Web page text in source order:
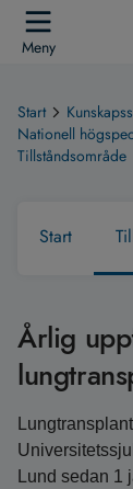
Meny
Start
Nationell
Tillståndsområde
Start
Årlig
Lund sedan 1